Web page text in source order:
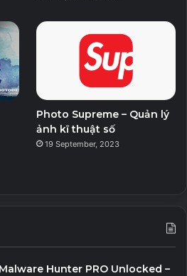
Photo Supreme – Quản lý
ảnh kĩ thuật số
19 September, 2023
Hunter PRO Unlocked –